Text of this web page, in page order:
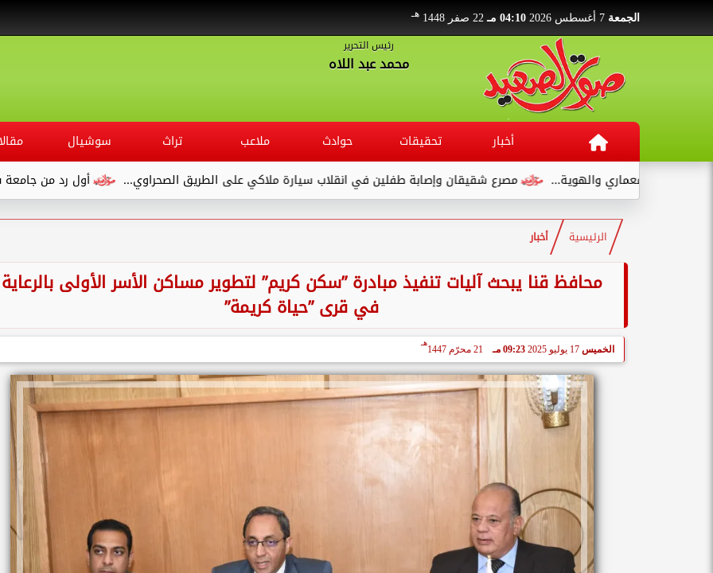
الجمعة 04:10 مـ 22 صفر 1448 هـ
رئيس التحرير
محمد عبد اللاه
أخبار تحقيقات حوادث ملاعب تراث سوشيال
أول رد من جامعة قنا بعد شكوي طالب
مصرع شقيقان وإصابة طفلين في انقلاب سيارة ملاكي على الطريق الصحراوي...
الرئيسية أخبار
محافظ قنا يبحث آليات تنفيذ مبادرة ”سكن كريم” لتطوير مساكن الأسر الأولى بالرعاية
في قرى ”حياة كريمة”
الخميس 17 يوليو 2025 09:23 مـ 21 محرّم 1447
هـ